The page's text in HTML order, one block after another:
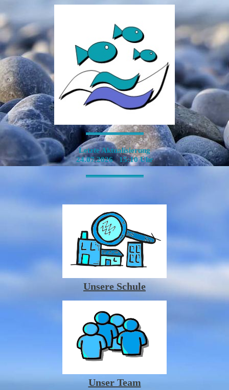
-----------------------------------------------------------------------------------------------------------------
Letzte Aktualisierung
24.07.2026 15:10 Uhr
Unsere Schule
Unser Team